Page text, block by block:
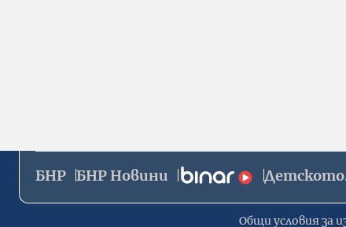
БНР БНР Новини
Общи условия за